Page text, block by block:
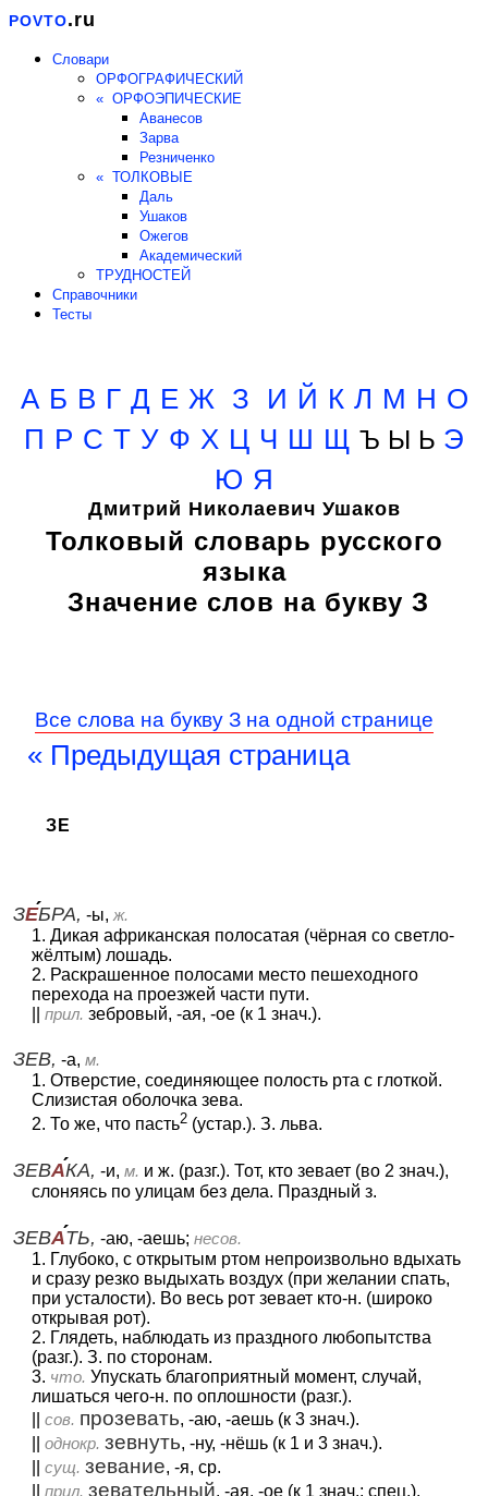
POVTO.ru
Словари
ОРФОГРАФИЧЕСКИЙ
« ОРФОЭПИЧЕСКИЕ
Аванесов
Зарва
Резниченко
« ТОЛКОВЫЕ
Даль
Ушаков
Ожегов
Академический
ТРУДНОСТЕЙ
Справочники
Тесты
А Б В Г Д Е Ж З И Й К Л М Н О
П Р С Т У Ф Х Ц Ч Ш Щ Ъ Ы Ь Э
Ю Я
Дмитрий Николаевич Ушаков
Толковый словарь русского
языка
Значение слов на букву З
Все слова на букву З на одной странице
« Предыдущая страница
ЗЕ
ЗЕБРА, -ы, ж.
1. Дикая африканская полосатая (чёрная со светло-
жёлтым) лошадь.
2. Раскрашенное полосами место пешеходного
перехода на проезжей части пути.
прил. зебровый, -ая, -ое (к 1 знач.).
ЗЕВ, -а, м.
1. Отверстие, соединяющее полость рта с глоткой.
Слизистая оболочка зева.
2. То же, что пасть2 (устар.). З. льва.
ЗЕВАКА, -и, м. и ж. (разг.). Тот, кто зевает (во 2 знач.),
слоняясь по улицам без дела. Праздный з.
ЗЕВАТЬ, -аю, -аешь; несов.
1. Глубоко, с открытым ртом непроизвольно вдыхать
и сразу резко выдыхать воздух (при желании спать,
при усталости). Во весь рот зевает кто-н. (широко
открывая рот).
2. Глядеть, наблюдать из праздного любопытства
(разг.). З. по сторонам.
3. что. Упускать благоприятный момент, случай,
лишаться чего-н. по оплошности (разг.).
сов. прозевать, -аю, -аешь (к 3 знач.).
однокр. зевнуть, -ну, -нёшь (к 1 и 3 знач.).
сущ. зевание, -я, ср.
прил. зевательный, -ая, -ое (к 1 знач.; спец.).